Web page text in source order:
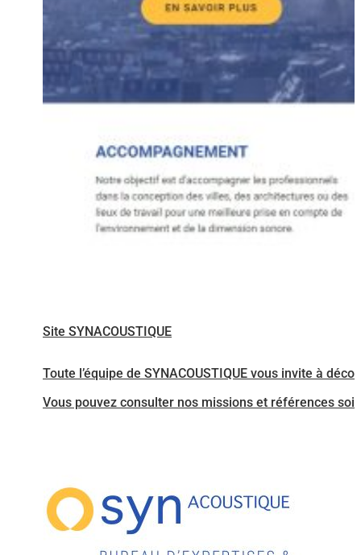
Site SYNACOUSTIQUE
Toute l’équipe de SYNACOUSTIQUE vous invite à
Vous pouvez consulter nos missions et références soit